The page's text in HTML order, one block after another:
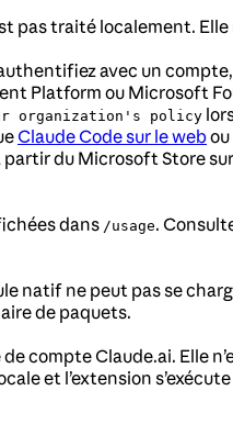
pas traité localement.
avec un
Platform ou Microsoft
organization's policy
Claude Code sur le webou
du Microsoft Store sur
dans /usage.
natif ne peut pas se
de paquets.
compte Claude.ai. Elle
et l’extension